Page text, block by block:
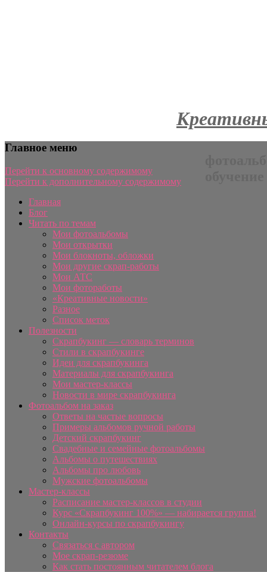
Главное меню
Перейти к основному содержимому
Перейти к дополнительному содержимому
Главная
Блог
Читать по темам
Мои фотоальбомы
Мои открытки
Мои блокноты, обложки
Мои другие скрап-работы
Мои АТС
Мои фотоработы
«Креативные новости»
Разное
Список меток
Полезности
Скрапбукинг — словарь терминов
Стили в скрапбукинге
Идеи для скрапбукинга
Материалы для скрапбукинга
Мои мастер-классы
Новости в мире скрапбукинга
Фотоальбом на заказ
Ответы на частые вопросы
Примеры альбомов ручной работы
Детский скрапбукинг
Свадебные и семейные фотоальбомы
Альбомы о путешествиях
Альбомы про любовь
Мужские фотоальбомы
Мастер-классы
Расписание мастер-классов в студии
Курс «Скрапбукинг 100%» — набирается группа!
Онлайн-курсы по скрапбукингу
Контакты
Связаться с автором
Мое скрап-резюме
Как стать постоянным читателем блога